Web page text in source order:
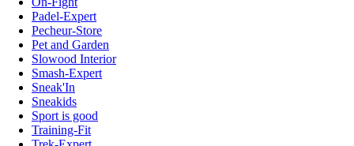
Padel-Expert
Pecheur-Store
Pet and Garden
Slowood Interior
Smash-Expert
Sneak'In
Sneakids
Sport is good
Training-Fit